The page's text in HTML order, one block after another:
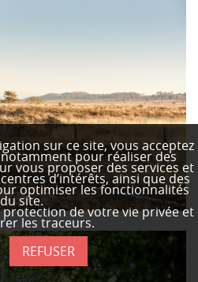
sur ce site, vous acceptez
pour réaliser des
vous proposer des services et
d’intérêts, ainsi que des
optimiser les fonctionnalités
du site.
de votre vie privée et
les traceurs.
REFUSER